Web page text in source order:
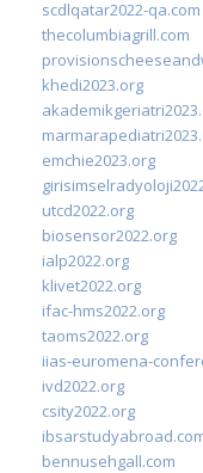
scdlqatar2022-qa.com
thecolumbiagrill.com
khedi2023.org
emchie2023.org
utcd2022.org
biosensor2022.org
ialp2022.org
klivet2022.org
ifac-hms2022.org
taoms2022.org
iias-euromena-
ivd2022.org
csity2022.org
bennusehgall.com